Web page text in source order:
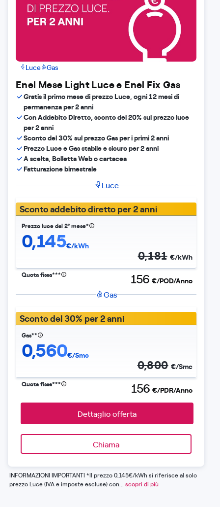
Luce Gas
Enel Mese Light Luce e Enel Fix Gas
Gratis il primo mese di prezzo Luce, ogni 12 mesi di
permanenza per 2 anni
Con Addebito Diretto, sconto del 20% sul prezzo luce
per 2 anni
Sconto del 30% sul prezzo Gas per i primi 2 anni
Prezzo Luce e Gas stabile e sicuro per 2 anni
A scelta, Bolletta Web o cartacea
Fatturazione bimestrale
Luce
Sconto addebito diretto per 2 anni
Prezzo luce dal 2° mese​*
0,145€/kWh
0,181 €/kWh
Quota fissa*** 156 €/POD/Anno
Gas
Sconto del 30% per 2 anni
Gas**
0,560€/Smc
0,800 €/Smc
Quota fissa*** 156 €/PDR/Anno
Dettaglio offerta
Chiama
INFORMAZIONI IMPORTANTI *Il prezzo 0,145€/kWh si riferisce al solo
prezzo Luce (IVA e imposte escluse) con... scopri di più